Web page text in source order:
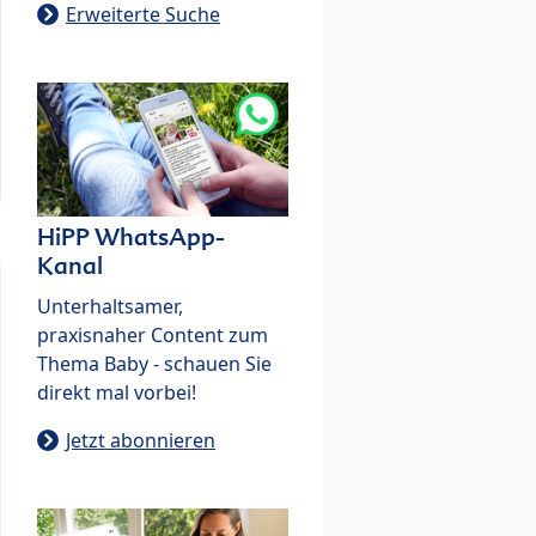
Erweiterte Suche
HiPP WhatsApp-
Kanal
Unterhaltsamer,
praxisnaher Content zum
Thema Baby - schauen Sie
direkt mal vorbei!
Jetzt abonnieren